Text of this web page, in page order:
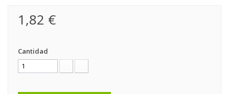
1,82 €
Cantidad